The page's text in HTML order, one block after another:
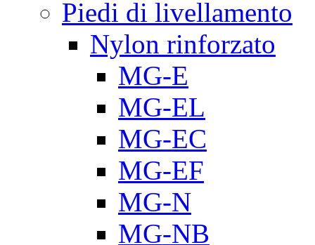
Piedi di livellamento
Nylon rinforzato
MG-E
MG-EL
MG-EC
MG-EF
MG-N
MG-NB